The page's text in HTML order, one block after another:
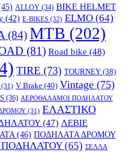
ALLOY (34) BIKE HELMET
(42) E-BIKES (32) ELMO (64)
(84)MTB (202)
(81) Road bike (48)
TIRE (73) TOURNEY (38)
(31) V Brake (40) Vintage (75)
(36) ΑΕΡΟΘΑΛΑΜΟΙ ΠΟΔΗΛΑΤΟΥ
(31) ΕΛΑΣΤΙΚΟ
(47) ΛΕΒΙΕ
(46) ΠΟΔΗΛΑΤΑ ΔΡΟΜΟΥ
(65) ΣΕΛΛΑ